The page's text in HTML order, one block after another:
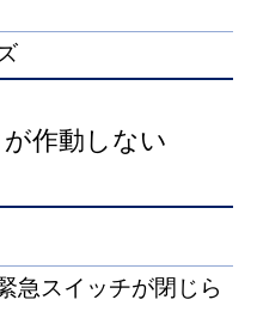
作動しない
急スイッチが閉じら